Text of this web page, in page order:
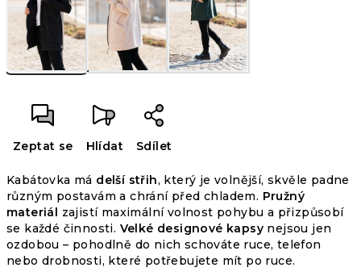
Kabátovka má delší střih, který je volnější, skvěle padne
různým postavám a chrání před chladem. Pružný
materiál zajistí maximální volnost pohybu a přizpůsobí
se každé činnosti. Velké designové kapsy nejsou jen
ozdobou – pohodlně do nich schováte ruce, telefon
nebo drobnosti, které potřebujete mít po ruce.
Zeptat se Hlídat Sdílet